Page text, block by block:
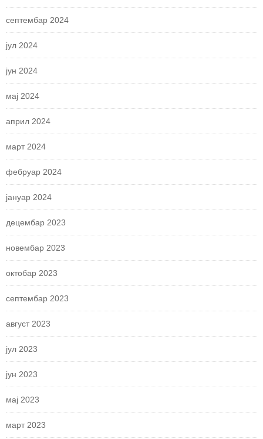
септембар 2024
јул 2024
јун 2024
мај 2024
април 2024
март 2024
фебруар 2024
јануар 2024
децембар 2023
новембар 2023
октобар 2023
септембар 2023
август 2023
јул 2023
јун 2023
мај 2023
март 2023